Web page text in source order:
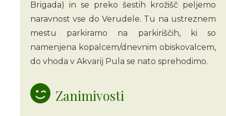
Brigada) in se preko šestih krožišč peljemo
naravnost vse do Verudele. Tu na ustreznem
mestu parkiramo na parkiriščih, ki so
namenjena kopalcem/dnevnim obiskovalcem,
do vhoda v Akvarij Pula se nato sprehodimo.
Zanimivosti